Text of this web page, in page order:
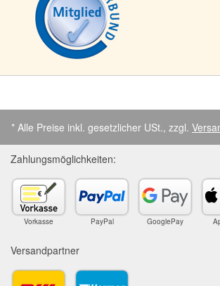
* Alle Preise inkl. gesetzlicher USt., zzgl.
Zahlungsmöglichkeiten:
Vorkasse PayPal GooglePay
Versandpartner